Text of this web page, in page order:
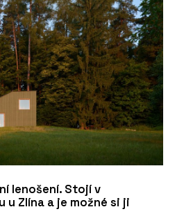
lenošení. Stojí v
u Zlína a je možné si ji